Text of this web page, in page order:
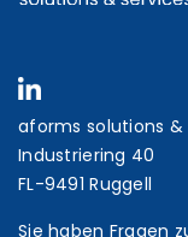
aforms solutions &
Industriering 40
FL-9491 Ruggell
Sie haben Fragen